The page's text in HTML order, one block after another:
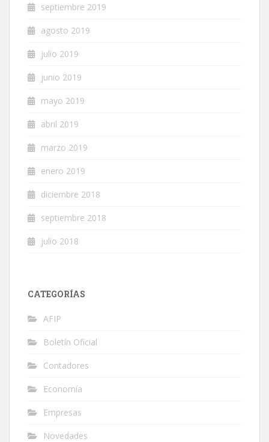
septiembre 2019
agosto 2019
julio 2019
junio 2019
mayo 2019
abril 2019
marzo 2019
enero 2019
diciembre 2018
septiembre 2018
julio 2018
CATEGORÍAS
AFIP
Boletín Oficial
Contadores
Economía
Empresas
Novedades